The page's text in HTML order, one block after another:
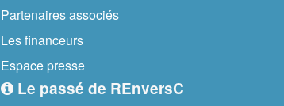
Partenaires associés
Les financeurs
Espace presse
Le passé de REnversC